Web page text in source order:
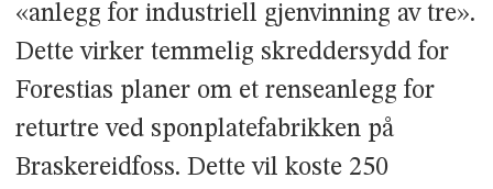
«anlegg for industriell gjenvinning av tre».
Dette virker temmelig skreddersydd for
Forestias planer om et renseanlegg for
returtre ved sponplatefabrikken på
Braskereidfoss. Dette vil koste 250